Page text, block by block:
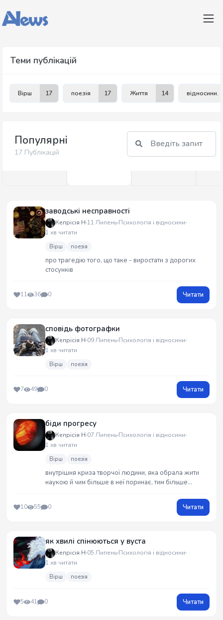
Популярні
17 Публікацій
заводські несправності
Кепрісія Н 11 Липень Психологія і відносини
1 хв читати
Вірш поезія
про трагедію того, що таке - виростати з дорогих
стосунків
11 36 0 Читати
сповідь фотографки
Кепрісія Н 09 Липень Психологія і відносини
1 хв читати
Вірш поезія
7 49 0 Читати
біди прогресу
Кепрісія Н 07 Липень Психологія і відносини
1 хв читати
Вірш поезія
внутрішня криза творчої людини, яка обрала жити
наукою й чим більше в неї поринає, тим більше
10 55 0 Читати
як хвилі спінюються у вуста
Кепрісія Н 05 Липень Психологія і відносини
1 хв читати
Вірш поезія
5 41 0 Читати
Теми публікацій
Вірш 17 поезія 17 Життя 14 відносини.